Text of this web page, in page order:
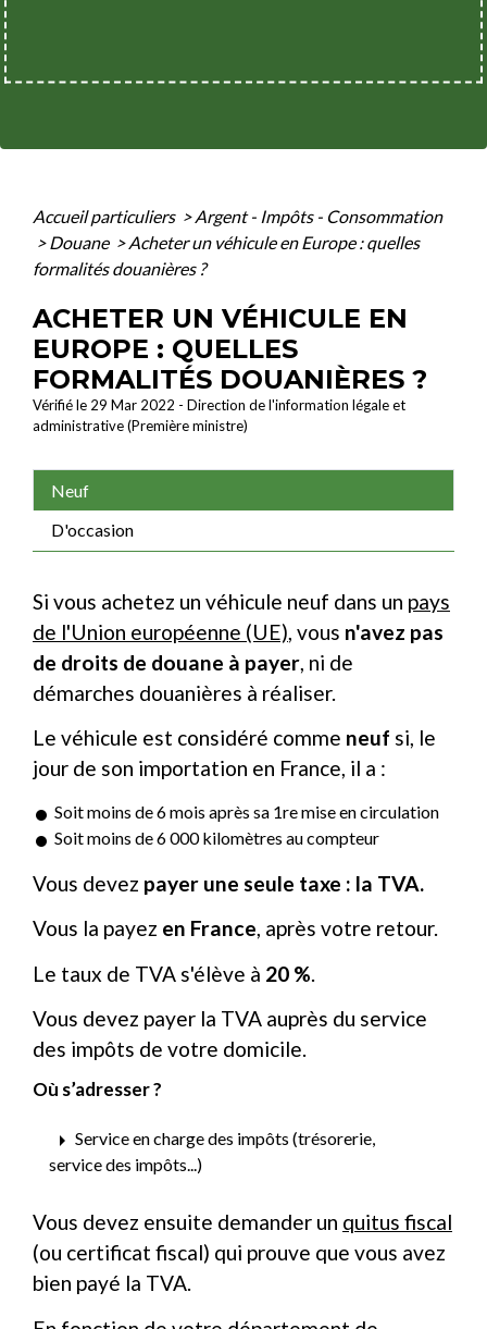
Accueil particuliers > Argent - Impôts - Consommation
> Douane > Acheter un véhicule en Europe : quelles
formalités douanières ?
ACHETER UN VÉHICULE EN
EUROPE : QUELLES
FORMALITÉS DOUANIÈRES ?
Vérifié le 29 Mar 2022 - Direction de l'information légale et
administrative (Première ministre)
Neuf
D'occasion
Si vous achetez un véhicule neuf dans un pays
de l'Union européenne (UE), vous n'avez pas
de droits de douane à payer, ni de
démarches douanières à réaliser.
Le véhicule est considéré comme neuf si, le
jour de son importation en France, il a :
Soit moins de 6 mois après sa 1remise en circulation
Soit moins de 6 000 kilomètres au compteur
Vous devez payer une seule taxe : la TVA.
Vous la payez en France, après votre retour.
Le taux de TVA s'élève à 20 %
Vous devez payer la TVA auprès du service
des impôts de votre domicile.
Où s’adresser ?
arrow_right Service en charge des impôts (trésorerie,
service des impôts...)
Vous devez ensuite demander un quitus fiscal
(ou certificat fiscal) qui prouve que vous avez
bien payé la TVA.